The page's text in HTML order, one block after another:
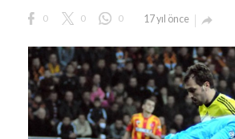
0 0 0 17 yıl önce 